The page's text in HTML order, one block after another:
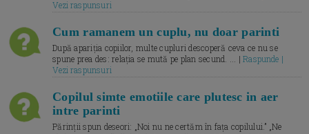
Vezi raspunsuri
Cum ramanem un cuplu, nu doar parinti
După apariția copiilor, multe cupluri descoperă ceva ce nu se
spune prea des: relația se mută pe plan secund. ... |Raspunde |
Vezi raspunsuri
Copilul simte emotiile care plutesc in aer
intre parinti
Părinții spun deseori: „Noi nu ne certăm în fața copilului.” „Ne